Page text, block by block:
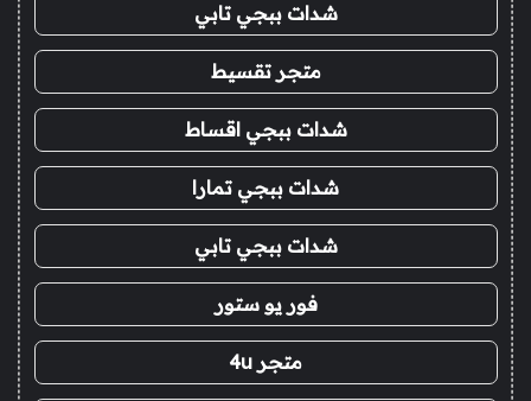
شدات ببجي تابي
متجر تقسيط
شدات ببجي اقساط
شدات ببجي تمارا
شدات ببجي تابي
فور يو ستور
متجر 4u